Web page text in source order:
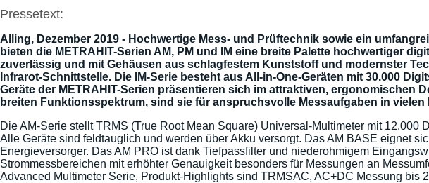
Pressetext:
Alling, Dezember 2019 - Hochwertige Mess- und Prüftechnik sowie ein
bieten die METRAHIT-Serien AM, PM und IM eine breite Palette hochwertiger
zuverlässig und mit Gehäusen aus schlagfestem Kunststoff und modernster
Infrarot-Schnittstelle. Die IM-Serie besteht aus All-in-One-Geräten mit 30.000
Geräte der METRAHIT-Serien präsentieren sich im attraktiven,
breiten Funktionsspektrum, sind sie für anspruchsvolle Messaufgaben in
Die AM-Serie stellt TRMS (True Root Mean Square) Universal-Multimeter mit
Alle Geräte sind feldtauglich und werden über Akku versorgt. Das AM BASE eignet
Energieversorger. Das AM PRO ist dank Tiefpassfilter und niederohmigem
Strommessbereichen mit erhöhter Genauigkeit besonders für Messungen an
Advanced Multimeter Serie, Produkt-Highlights sind TRMSAC, AC+DC Messung